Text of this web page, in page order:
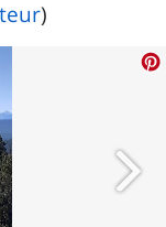
)